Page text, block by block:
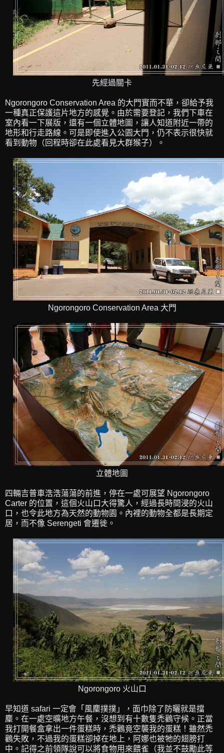
先經過關卡
Ngorongoro Conservation Area 的大門實而不華，卻給予我
一種真正保護這片地方的感覺。由於需要登記，我們下車在
室內看一下展版，還有一個立體地圖，讓人知道附近一帶的
地形和行走路線。可是即使進入公園大門，仍不表示很快就
看到動物（回程時卻在此處看見大群猴子）。
Ngorongoro Conservation Area 大門
立體地圖
四輛吉普車浩浩蕩蕩的前進，停在一處可展望 Ngorongoro
Carter 的位置，這個火山口大得驚人，經過長時間浸的火山
口，也令此地方為天然的動物園。內裡的動物全都是長期定
居，而不像 Serengeti 會遷徙。
Ngorongoro 火山口
早知道 safari 一定會「風麈撲撲」，面巾除了防曬就是擋
麈。在一處空曠地方午餐，沒想到有十數隻禿鸛守候。正當
我打開餐盒拿出一件蛋糕時，禿鸛竟空襲我的蛋糕！雖然禿
鸛失敗，不過我的蛋糕卻掉在地上，阿娜也被牠的翅膀打
中。記得之前領隊說可以將食物用來餵雀（我並不鼓勵此等